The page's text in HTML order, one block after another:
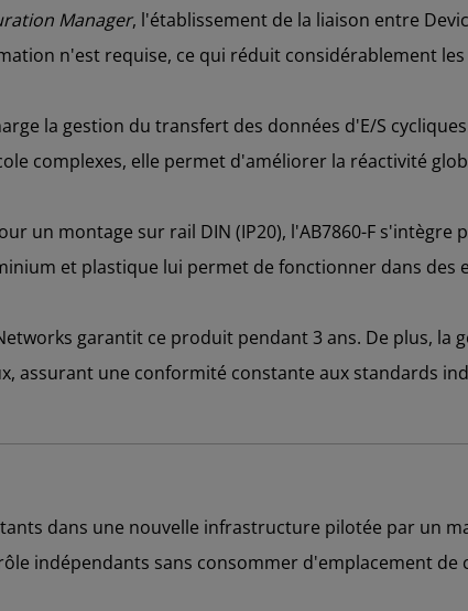
Manager, l'établissement de la liaison entre
n'est requise, ce qui réduit considérablement
la gestion du transfert des données d'E/S
complexes, elle permet d'améliorer la réactivité
un montage sur rail DIN (IP20), l'AB7860-F s'intègre
et plastique lui permet de fonctionner dans des
garantit ce produit pendant 3 ans. De plus, la
assurant une conformité constante aux standards
dans une nouvelle infrastructure pilotée par un
indépendants sans consommer d'emplacement de